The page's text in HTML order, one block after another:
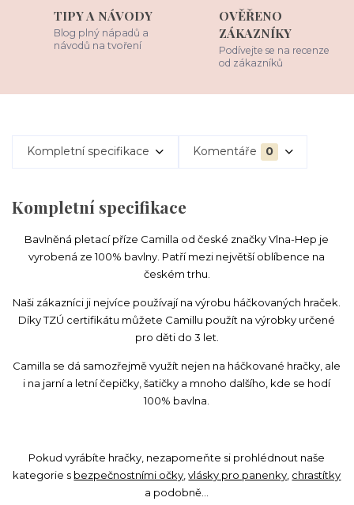
TIPY A NÁVODY
Blog plný nápadů a
návodů na tvoření
OVĚŘENO
ZÁKAZNÍKY
Podívejte se na recenze
od zákazníků
Kompletní specifikace Komentáře 0
Kompletní specifikace
Bavlněná pletací příze Camilla od české značky Vlna-Hep je
vyrobená ze 100% bavlny. Patří mezi největší oblíbence na
českém trhu.
Naši zákazníci ji nejvíce používají na výrobu háčkovaných hraček.
Díky TZÚ certifikátu můžete Camillu použít na výrobky určené
pro děti do 3 let.
Camilla se dá samozřejmě využít nejen na háčkované hračky, ale
i na jarní a letní čepičky, šatičky a mnoho dalšího, kde se hodí
100% bavlna.
Pokud vyrábíte hračky, nezapomeňte si prohlédnout naše
kategorie s bezpečnostními očky,vlásky pro panenky, chrastítky
a podobně...